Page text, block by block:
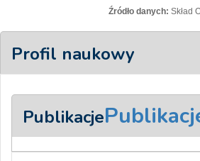
Źródło danych: Skład
Profil naukowy
Publikacje